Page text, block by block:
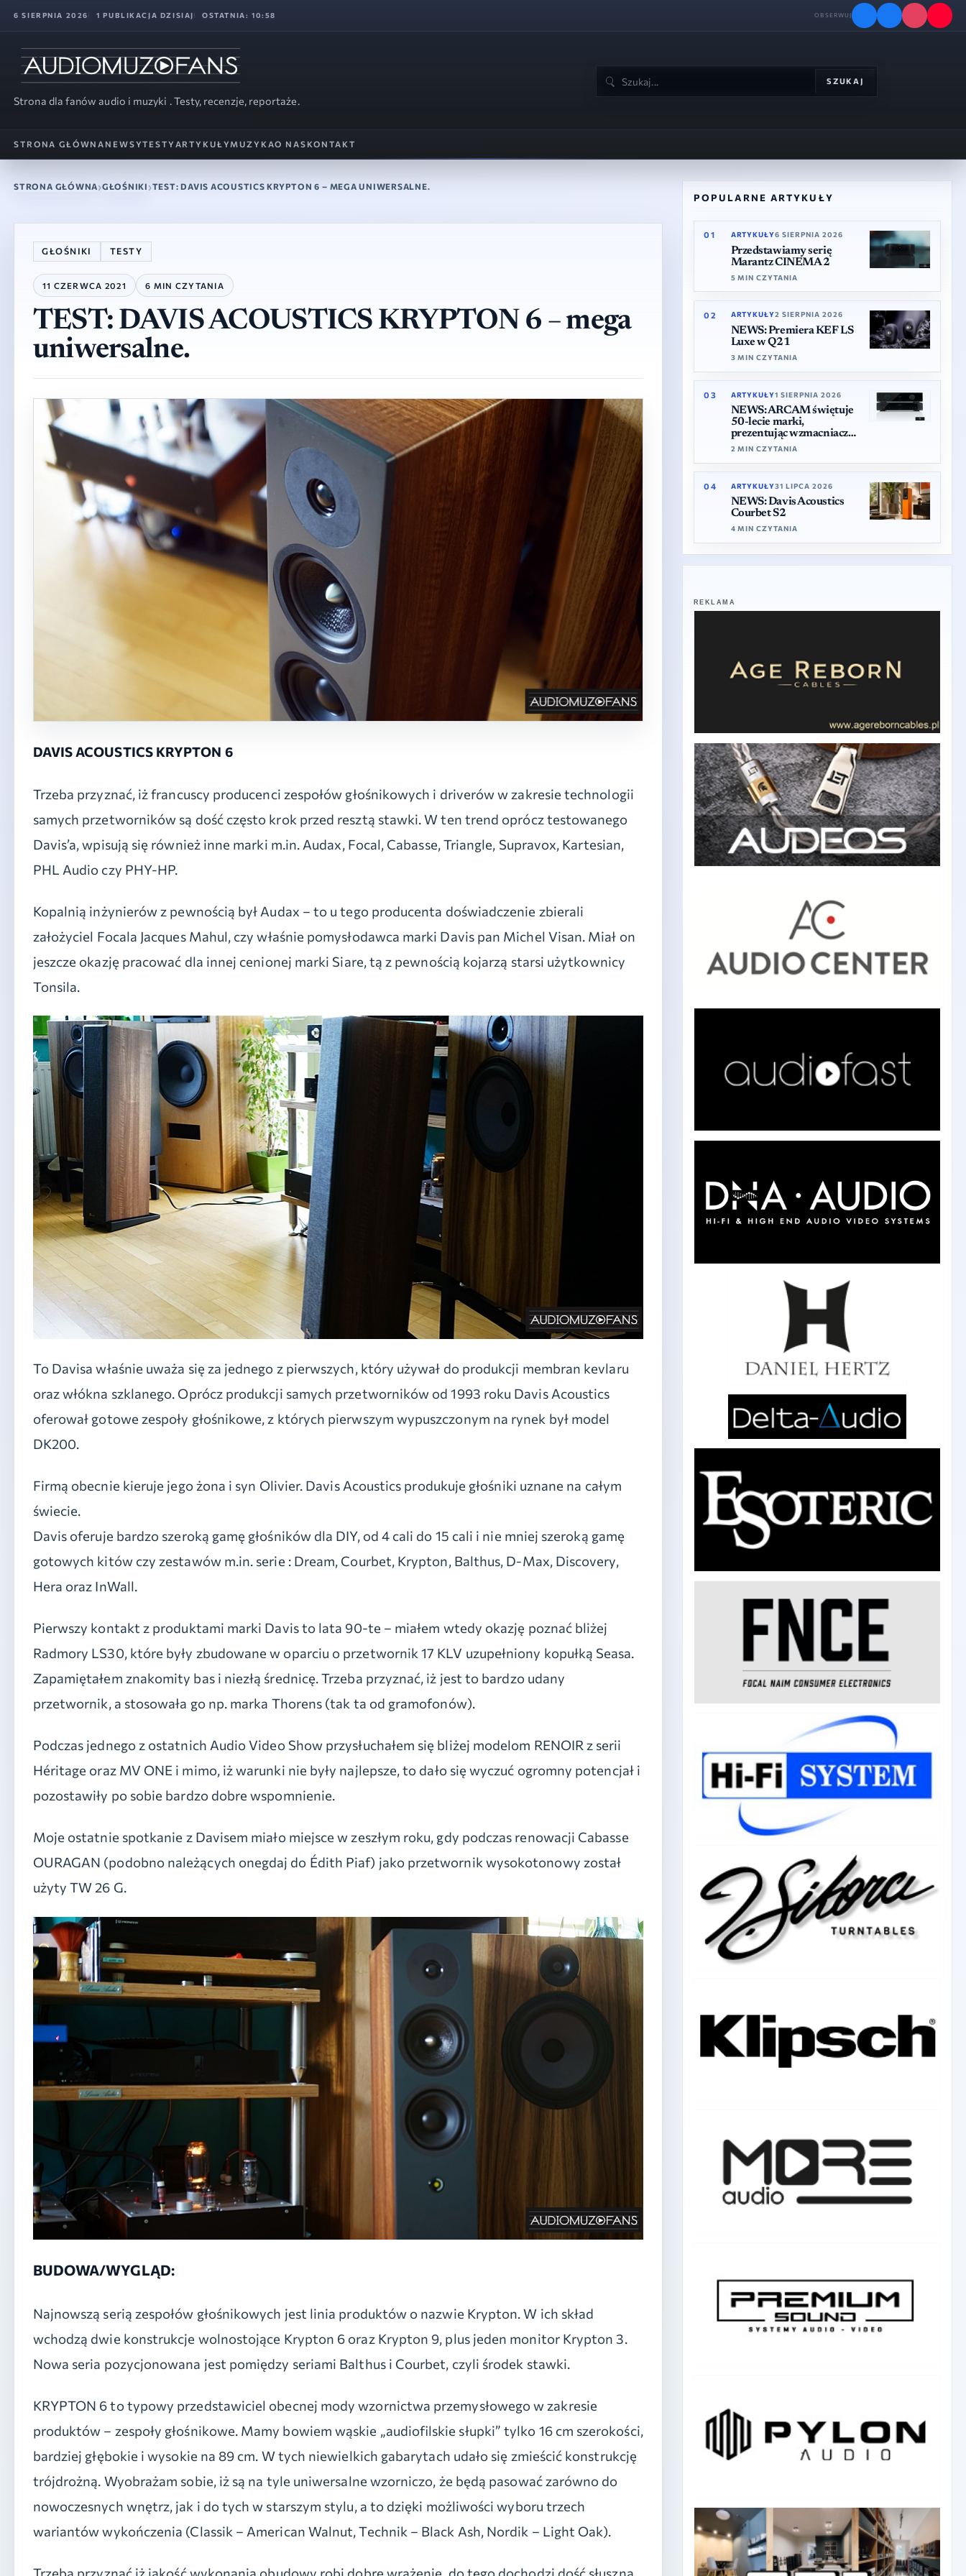
6 SIERPNIA 2026 1 PUBLIKACJA DZISIAJ OSTATNIA: 10:58 OBSERWUJ
Strona dla fanów audio i muzyki . Testy, recenzje, reportaże.
Szukaj:
Wyszukiwarka przeszukuje publikacje, autorów i tematy w całym
SZUKAJ
STRONA GŁÓWNA NEWSYTESTY ARTYKUŁY MUZYKAO NAS KONTAKT
STRONA GŁÓWNA GŁOŚNIKI TEST: DAVIS ACOUSTICS KRYPTON 6 – MEGA UNIWERSALNE.
GŁOŚNIKI TESTY
11 CZERWCA 2021 6 MIN CZYTANIA
TEST: DAVIS ACOUSTICS KRYPTON 6 – mega
uniwersalne.
DAVIS ACOUSTICS KRYPTON 6
Trzeba przyznać, iż francuscy producenci zespołów głośnikowych i driverów w zakresie technologii
samych przetworników są dość często krok przed resztą stawki. W ten trend oprócz testowanego
Davis’a, wpisują się również inne marki m.in. Audax, Focal, Cabasse, Triangle, Supravox, Kartesian,
PHL Audio czy PHY-HP.
Kopalnią inżynierów z pewnością był Audax – to u tego producenta doświadczenie zbierali
założyciel Focala Jacques Mahul, czy właśnie pomysłodawca marki Davis pan Michel Visan. Miał on
jeszcze okazję pracować dla innej cenionej marki Siare, tą z pewnością kojarzą starsi użytkownicy
Tonsila.
To Davisa właśnie uważa się za jednego z pierwszych, który używał do produkcji membran kevlaru
oraz włókna szklanego. Oprócz produkcji samych przetworników od 1993 roku Davis Acoustics
oferował gotowe zespoły głośnikowe, z których pierwszym wypuszczonym na rynek był model
DK200.
Firmą obecnie kieruje jego żona i syn Olivier. Davis Acoustics produkuje głośniki uznane na całym
świecie.
Davis oferuje bardzo szeroką gamę głośników dla DIY, od 4 cali do 15 cali i nie mniej szeroką gamę
gotowych kitów czy zestawów m.in. serie : Dream, Courbet, Krypton, Balthus, D-Max, Discovery,
Hera oraz InWall.
Pierwszy kontakt z produktami marki Davis to lata 90-te – miałem wtedy okazję poznać bliżej
Radmory LS30, które były zbudowane w oparciu o przetwornik 17 KLV uzupełniony kopułką Seasa.
Zapamiętałem znakomity bas i niezłą średnicę. Trzeba przyznać, iż jest to bardzo udany
przetwornik, a stosowała go np. marka Thorens (tak ta od gramofonów).
Podczas jednego z ostatnich Audio Video Show przysłuchałem się bliżej modelom RENOIR z serii
Héritage oraz MV ONE i mimo, iż warunki nie były najlepsze, to dało się wyczuć ogromny potencjał i
pozostawiły po sobie bardzo dobre wspomnienie.
Moje ostatnie spotkanie z Davisem miało miejsce w zeszłym roku, gdy podczas renowacji Cabasse
OURAGAN (podobno należących onegdaj do Édith Piaf) jako przetwornik wysokotonowy został
użyty TW 26 G.
BUDOWA/WYGLĄD:
Najnowszą serią zespołów głośnikowych jest linia produktów o nazwie Krypton. W ich skład
wchodzą dwie konstrukcje wolnostojące Krypton 6 oraz Krypton 9, plus jeden monitor Krypton 3.
Nowa seria pozycjonowana jest pomiędzy seriami Balthus i Courbet, czyli środek stawki.
KRYPTON 6 to typowy przedstawiciel obecnej mody wzornictwa przemysłowego w zakresie
produktów – zespoły głośnikowe. Mamy bowiem wąskie „audiofilskie słupki” tylko 16 cm szerokości,
bardziej głębokie i wysokie na 89 cm. W tych niewielkich gabarytach udało się zmieścić konstrukcję
trójdrożną. Wyobrażam sobie, iż są na tyle uniwersalne wzorniczo, że będą pasować zarówno do
nowoczesnych wnętrz, jak i do tych w starszym stylu, a to dzięki możliwości wyboru trzech
wariantów wykończenia (Classik – American Walnut, Technik – Black Ash, Nordik – Light Oak).
POPULARNE ARTYKUŁY
01 ARTYKUŁY6 SIERPNIA 2026
Przedstawiamy serię
Marantz CINEMA 2
5 MIN CZYTANIA
02 ARTYKUŁY2 SIERPNIA 2026
NEWS: Premiera KEF LS
Luxe w Q21
3 MIN CZYTANIA
03 ARTYKUŁY1 SIERPNIA 2026
NEWS: ARCAM świętuje
50-lecie marki,
prezentując wzmacniacz
A50 Signature i
2 MIN CZYTANIA
04 ARTYKUŁY31 LIPCA 2026
NEWS: Davis Acoustics
Courbet S2
4 MIN CZYTANIA
REKLAMA